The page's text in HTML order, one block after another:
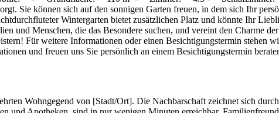
Sie können sich auf den sonnigen Garten freuen, in dem sich Ihr
Wintergarten bietet zusätzlichen Platz und könnte Ihr
und Menschen, die das Besondere suchen, und vereint den Charme
Für weitere Informationen oder einen Besichtigungstermin stehen
und freuen uns Sie persönlich an einem Besichtigungstermin
Wohngegend von [Stadt/Ort]. Die Nachbarschaft zeichnet sich